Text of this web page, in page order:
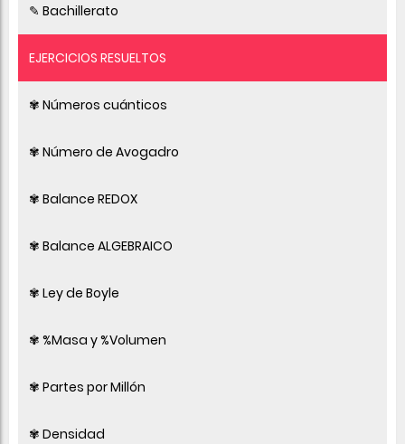
✎ Bachillerato
EJERCICIOS RESUELTOS
✾ Números cuánticos
✾ Número de Avogadro
✾ Balance REDOX
✾ Balance ALGEBRAICO
✾ Ley de Boyle
✾ %Masa y %Volumen
✾ Partes por Millón
✾ Densidad